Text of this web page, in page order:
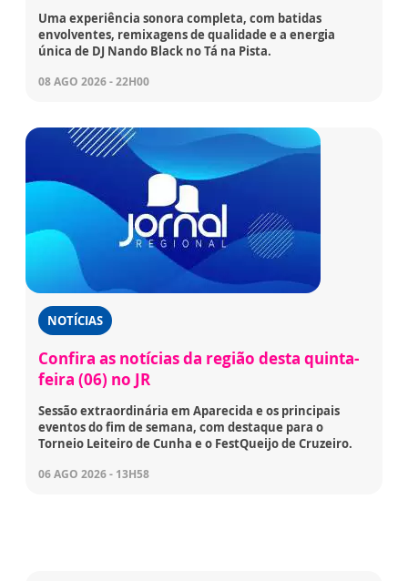
Uma experiência sonora completa, com batidas
envolventes, remixagens de qualidade e a energia
única de DJ Nando Black no Tá na Pista.
08 AGO 2026 - 22H00
NOTÍCIAS
Confira as notícias da região desta quinta-
feira (06) no JR
Sessão extraordinária em Aparecida e os principais
eventos do fim de semana, com destaque para o
Torneio Leiteiro de Cunha e o FestQueijo de Cruzeiro.
06 AGO 2026 - 13H58